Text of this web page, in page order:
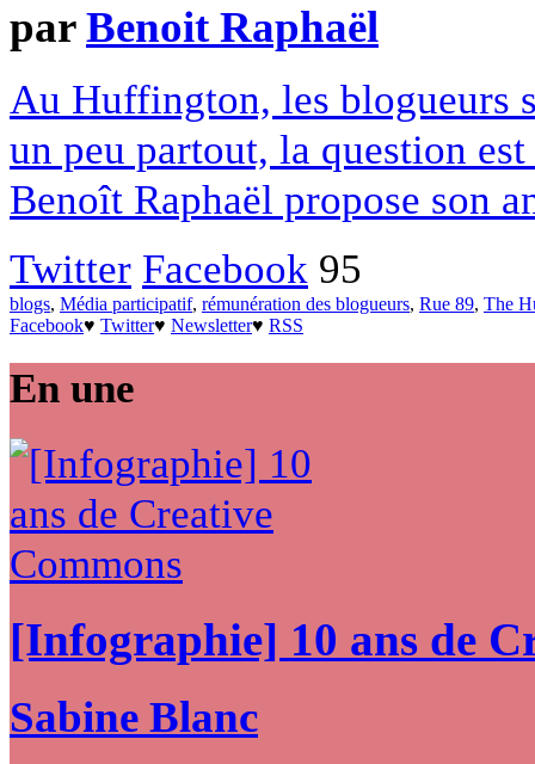
parBenoit Raphaël
Au Huffington, les blogueurs
un peu partout, la question
Benoît Raphaël propose son
Twitter Facebook 95
blogs, Média participatif, rémunération des blogueurs, Rue 89, The
Facebook♥ Twitter♥ Newsletter♥ RSS
En une
[Infographie] 10 ans de
Sabine Blanc